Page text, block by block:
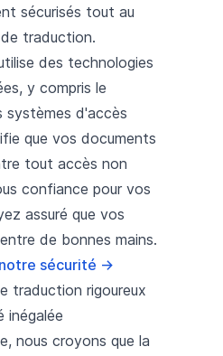
sécurisés tout au
traduction.
des technologies
y compris le
d'accès
que vos documents
tout accès non
confiance pour vos
assuré que vos
de bonnes mains.
sécurité →
traduction rigoureux
inégalée
nous croyons que la